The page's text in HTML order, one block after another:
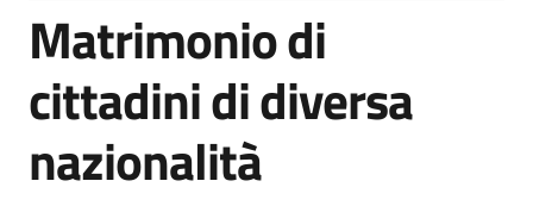
Servizi
Centri
le
famiglie
Matrimonio di
cittadini di diversa
nazionalità